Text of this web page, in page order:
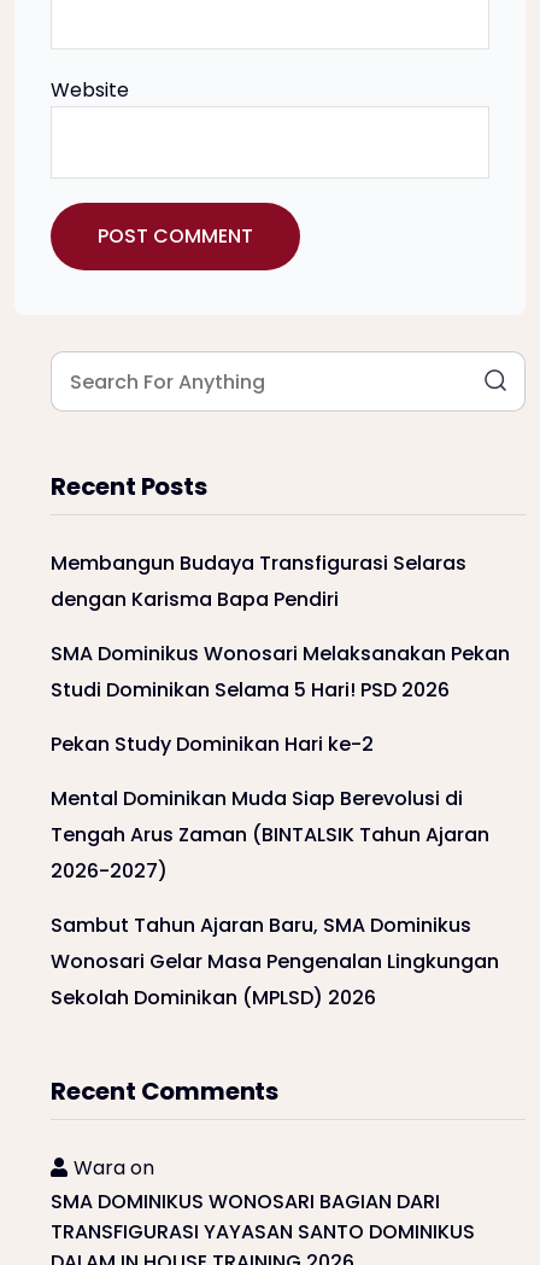
Website
Recent Posts
Membangun Budaya Transfigurasi Selaras
dengan Karisma Bapa Pendiri
SMA Dominikus Wonosari Melaksanakan Pekan
Studi Dominikan Selama 5 Hari! PSD 2026
Pekan Study Dominikan Hari ke-2
Mental Dominikan Muda Siap Berevolusi di
Tengah Arus Zaman (BINTALSIK Tahun Ajaran
2026-2027)
Sambut Tahun Ajaran Baru, SMA Dominikus
Wonosari Gelar Masa Pengenalan Lingkungan
Sekolah Dominikan (MPLSD) 2026
Recent Comments
Waraon
SMA DOMINIKUS WONOSARI BAGIAN DARI
TRANSFIGURASI YAYASAN SANTO DOMINIKUS